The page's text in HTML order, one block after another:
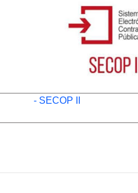
- SECOP II